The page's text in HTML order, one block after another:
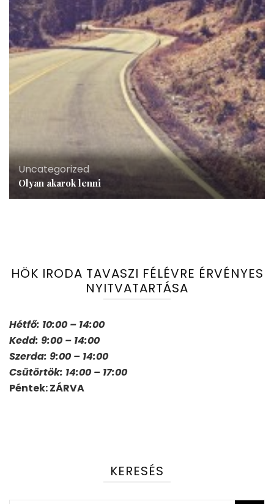
Uncategorized
Olyan akarok lenni
HÖK IRODA TAVASZI FÉLÉVRE ÉRVÉNYES
NYITVATARTÁSA
Hétfő: 10:00 – 14:00
Kedd: 9:00 – 14:00
Szerda: 9:00 – 14:00
Csütörtök: 14:00 – 17:00
Péntek: ZÁRVA
KERESÉS